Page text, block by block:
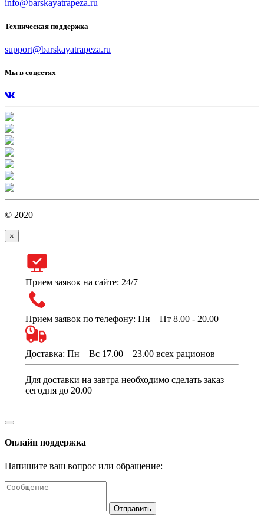
info@barskayatrapeza.ru
Техническая поддержка
support@barskayatrapeza.ru
Мы в соцсетях
© 2020
×
Прием заявок на сайте: 24/7
Прием заявок по телефону: Пн – Пт 8.00 - 20.00
Доставка: Пн – Вс 17.00 – 23.00 всех рационов
Для доставки на завтра необходимо сделать заказ
сегодня до 20.00
Онлайн поддержка
Напишите ваш вопрос или обращение:
Отправить